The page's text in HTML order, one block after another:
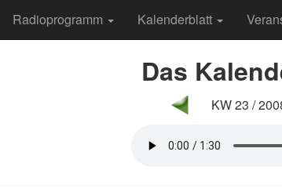
Radioprogramm Kalenderblatt
Das
KW 23 /